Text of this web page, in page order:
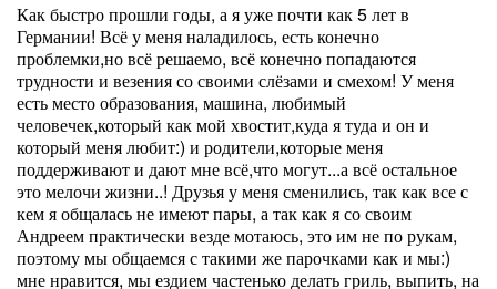
Как быстро прошли годы, а я уже почти как 5 лет в
Германии! Всё у меня наладилось, есть конечно
проблемки,но всё решаемо, всё конечно попадаются
трудности и везения со своими слёзами и смехом! У меня
есть место образования, машина, любимый
человечек,который как мой хвостит,куда я туда и он и
который меня любит:) и родители,которые меня
поддерживают и дают мне всё,что могут...а всё остальное
это мелочи жизни..! Друзья у меня сменились, так как все с
кем я общалась не имеют пары, а так как я со своим
Андреем практически везде мотаюсь, это им не по рукам,
поэтому мы общаемся с такими же парочками как и мы:)
мне нравится, мы ездием частенько делать гриль, выпить, на